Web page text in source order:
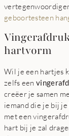
geboortesteen
hartvorm
Wil je een hartjes
zelfs een
creëer je samen
iemand die je bij
met een
hart bij je zal